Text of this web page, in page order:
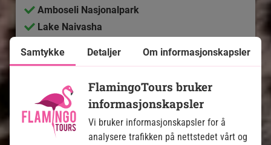
Amboseli Nasjonalpark
Lake Naivasha
Inkludert i prisen
14 dager
pers. fra 30.995kr. Les mer
Samtykke Detaljer Om informasjonskapsler
FlamingoTours bruker
informasjonskapsler
Vi bruker informasjonskapsler for å
analysere trafikken på nettstedet vårt og